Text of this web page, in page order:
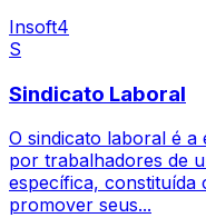
Insoft4
S
Sindicato Laboral
O sindicato laboral é a
por trabalhadores de
específica, constituída
promover seus...